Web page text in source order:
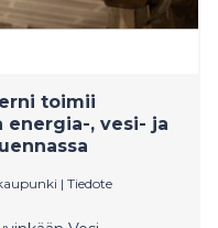
toimii
energia-, vesi- ja
| Tiedote